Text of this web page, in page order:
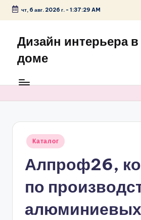
Перейти
содержимому
чт, 6 авг. 2026 г.- 1:37:29 AM
Дизайн интерьера
доме
Опубликовано
Каталог
Алпроф26,
по
алюминиевых